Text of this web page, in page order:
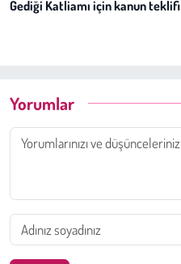
Gediği Katliamı için kanun teklifi
Yorumlar